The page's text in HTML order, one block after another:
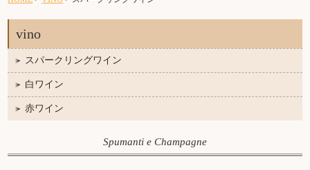
今月のメニュー
vino
スパークリングワイン
白ワイン
赤ワイン
Spumanti e Champagne